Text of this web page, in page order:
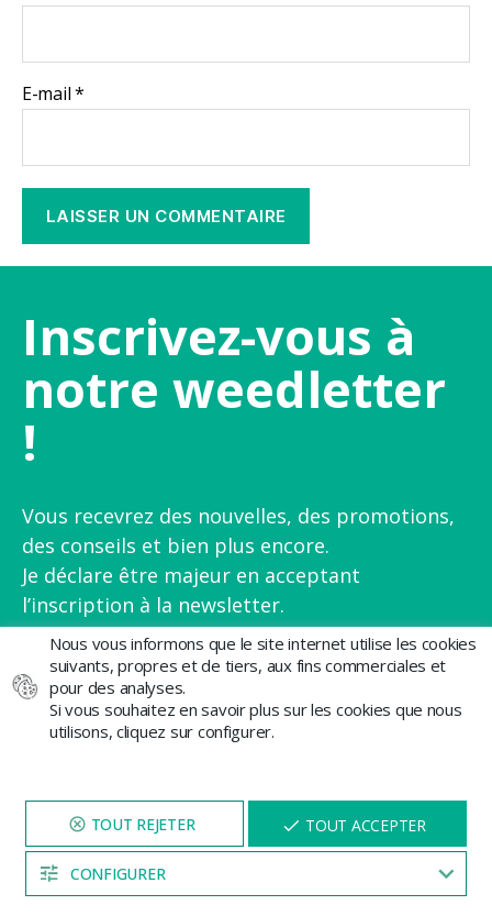
E-mail*
Inscrivez-vous à
notre weedletter
!
Vous recevrez des nouvelles, des promotions,
des conseils et bien plus encore.
Je déclare être majeur en acceptant
l’inscription à la newsletter.
E-mail
J'accepte la politique de confidentialité et je reçois
des communications commerciales de GB The Green
Brand
Nous vous informons que le site internet utilise les cookies
suivants, propres et de tiers, aux fins commerciales et
pour des analyses.
Si vous souhaitez en savoir plus sur les cookies que nous
utilisons, cliquez sur configurer.
CONFIGURER
TOUT ACCEPTER
NAVIGUEZ SUR NOTRE SITE
PENDANT 5 MINUTES ET UNE
REMISEVOUS SERA PROPOSÉE
04:53